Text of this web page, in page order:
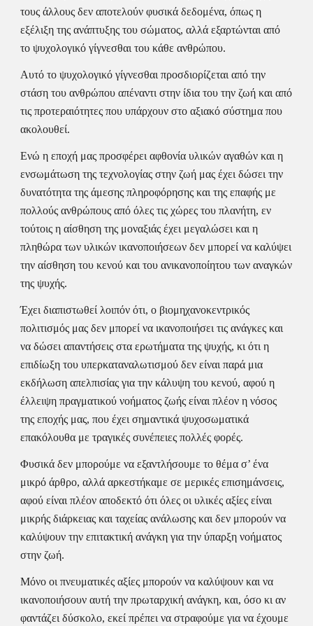
τους άλλους δεν αποτελούν φυσικά δεδομένα, όπως η
εξέλιξη της ανάπτυξης του σώματος, αλλά εξαρτώνται από
το ψυχολογικό γίγνεσθαι του κάθε ανθρώπου.
Αυτό το ψυχολογικό γίγνεσθαι προσδιορίζεται από την
στάση του ανθρώπου απέναντι στην ίδια του την ζωή και από
τις προτεραιότητες που υπάρχουν στο αξιακό σύστημα που
ακολουθεί.
Ενώ η εποχή μας προσφέρει αφθονία υλικών αγαθών και η
ενσωμάτωση της τεχνολογίας στην ζωή μας έχει δώσει την
δυνατότητα της άμεσης πληροφόρησης και της επαφής με
πολλούς ανθρώπους από όλες τις χώρες του πλανήτη, εν
τούτοις η αίσθηση της μοναξιάς έχει μεγαλώσει και η
πληθώρα των υλικών ικανοποιήσεων δεν μπορεί να καλύψει
την αίσθηση του κενού και του ανικανοποίητου των αναγκών
της ψυχής.
Έχει διαπιστωθεί λοιπόν ότι, ο βιομηχανοκεντρικός
πολιτισμός μας δεν μπορεί να ικανοποιήσει τις ανάγκες και
να δώσει απαντήσεις στα ερωτήματα της ψυχής, κι ότι η
επιδίωξη του υπερκαταναλωτισμού δεν είναι παρά μια
εκδήλωση απελπισίας για την κάλυψη του κενού, αφού η
έλλειψη πραγματικού νοήματος ζωής είναι πλέον η νόσος
της εποχής μας, που έχει σημαντικά ψυχοσωματικά
επακόλουθα με τραγικές συνέπειες πολλές φορές.
Φυσικά δεν μπορούμε να εξαντλήσουμε το θέμα σ’ ένα
μικρό άρθρο, αλλά αρκεστήκαμε σε μερικές επισημάνσεις,
αφού είναι πλέον αποδεκτό ότι όλες οι υλικές αξίες είναι
μικρής διάρκειας και ταχείας ανάλωσης και δεν μπορούν να
καλύψουν την επιτακτική ανάγκη για την ύπαρξη νοήματος
στην ζωή.
Μόνο οι πνευματικές αξίες μπορούν να καλύψουν και να
ικανοποιήσουν αυτή την πρωταρχική ανάγκη, και, όσο κι αν
φαντάζει δύσκολο, εκεί πρέπει να στραφούμε για να έχουμε